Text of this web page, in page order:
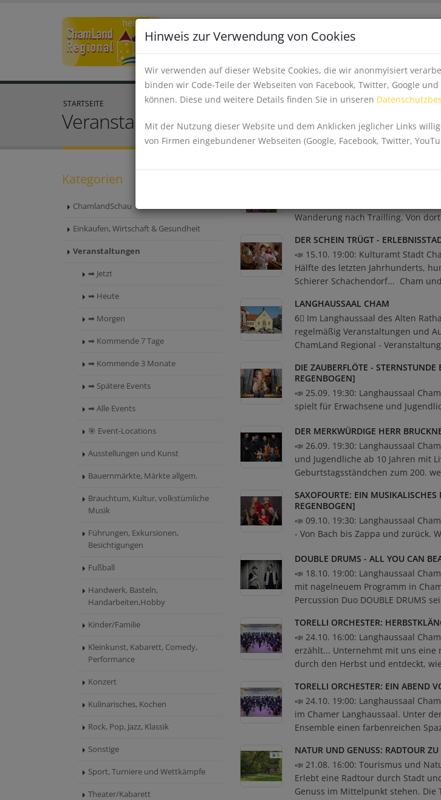
Hinweis zur Verwendung von Cookies
Wir verwenden auf dieser Website Cookies, die wir anonmyisiert
binden wir Code-Teile der Webseiten von Facebook, Twitter, Google
können. Diese und weitere Details finden Sie in unseren
Mit der Nutzung dieser Website und dem Anklicken jeglicher Links
von Firmen eingebundener Webseiten (Google, Facebook, Twitter,
EINKAUFEN,
STARTSEITE
Veranstaltungen
Kategorien
ChamlandSchau
Einkaufen, Wirtschaft & Gesundheit
Veranstaltungen
➡ Jetzt
➡ Heute
➡ Morgen
➡ Kommende 7 Tage
➡ Kommende 3 Monate
➡ Spätere Events
➡ Alle Events
🎯 Event-Locations
Ausstellungen und Kunst
Bauernmärkte, Märkte allgem.
Brauchtum, Kultur, volkstümliche
Musik
Führungen, Exkursionen,
Besichtigungen
Fußball
Handwerk, Basteln,
Handarbeiten,Hobby
Kinder/Familie
Kleinkunst, Kabarett, Comedy,
Performance
Konzert
Kulinarisches, Kochen
Rock, Pop, Jazz, Klassik
Sonstige
Sport, Turniere und Wettkämpfe
Theater/Kabarett
Wanderung nach Trailling. Von
DER SCHEIN TRÜGT -
📣 15.10. 19:00: Kulturamt Stadt
Hälfte des letzten Jahrhunderts,
Schierer Schachendorf... Cham
LANGHAUSSAAL CHAM
6⃣ Im Langhaussaal des Alten
regelmäßig Veranstaltungen und
ChamLand Regional -
DIE ZAUBERFLÖTE -
REGENBOGEN]
📣 25.09. 19:30: Langhaussaal
spielt für Erwachsene und
DER MERKWÜRDIGE HERR
📣 26.09. 19:30: Langhaussaal
und Jugendliche ab 10 Jahren mit
Geburtstagsständchen zum 200.
SAXOFOURTE: EIN
REGENBOGEN]
📣 09.10. 19:30: Langhaussaal
- Von Bach bis Zappa und zurück.
DOUBLE DRUMS - ALL YOU CAN
📣 18.10. 19:00: Langhaussaal
mit nagelneuem Programm in
Percussion Duo DOUBLE DRUMS
TORELLI ORCHESTER:
📣 24.10. 16:00: Langhaussaal
erzählt... Unternehmt mit uns eine
durch den Herbst und entdeckt,
TORELLI ORCHESTER: EIN ABEND
📣 24.10. 19:00: Langhaussaal
im Chamer Langhaussaal. Unter
Ensemble einen farbenreichen
NATUR UND GENUSS: RADTOUR
📣 21.08. 16:00: Tourismus und
Erlebt eine Radtour durch Stadt
Genuss im Mittelpunkt stehen. Die